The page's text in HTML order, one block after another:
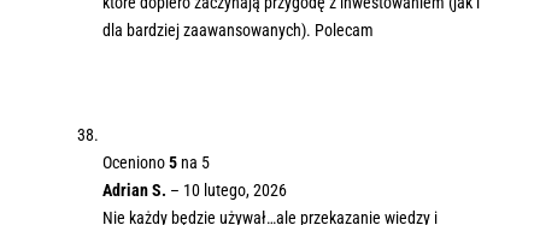
dla bardziej zaawansowanych). Polecam
Oceniono5na 5
Adrian S. – 10 lutego, 2026
Nie każdy będzie używał…ale przekazanie wiedzy i